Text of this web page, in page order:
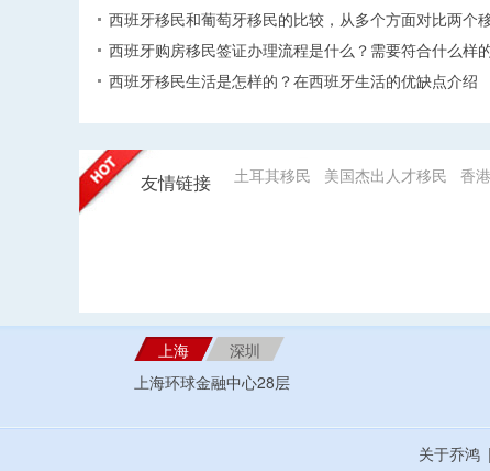
西班牙移民和葡萄牙移民的比较，从多个方面对比两个
西班牙购房移民签证办理流程是什么？需要符合什么样
西班牙移民生活是怎样的？在西班牙生活的优缺点介绍
友情链接 土耳其移民 美国杰出人才移民 香
上海
深圳
上海环球金融中心28层
关于乔鸿 |